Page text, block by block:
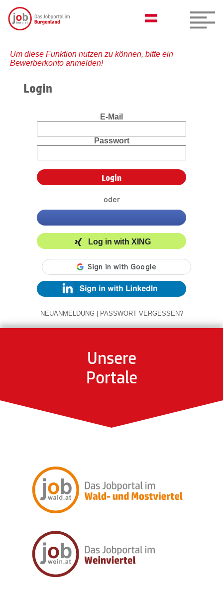
Um diese Funktion nutzen zu können, bitte ein
Bewerberkonto anmelden!
Login
E-Mail
Passwort
oder
Log in with XING
NEUANMELDUNG | PASSWORT VERGESSEN?
Unsere
Portale